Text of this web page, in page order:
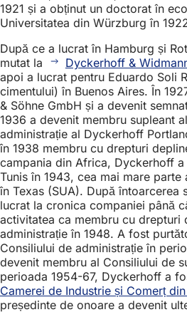
i
:
1921 și a obținut un doctorat în
Universitatea din Würzburg în
După ce a lucrat în Hamburg și
mutat la
Dyckerhoff &
apoi a lucrat pentru Eduardo Soli
cimentului) în Buenos Aires. În
& Söhne GmbH și a devenit
1936 a devenit membru supleant
administrație al Dyckerhoff
în 1938 membru cu drepturi
campania din Africa, Dyckerhoff
Tunis în 1943, cea mai mare
în Texas (SUA). După întoarcerea
lucrat la cronica companiei până
activitatea ca membru cu drepturi
administrație în 1948. A fost
Consiliului de administrație în
devenit membru al Consiliului de
perioada 1954-67, Dyckerhoff a
Camerei de Industrie și Comerț
președinte de onoare a devenit